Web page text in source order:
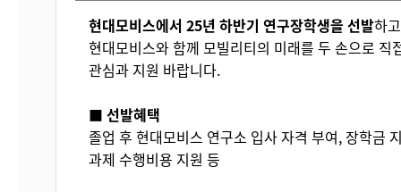
현대모비스에서 25년 하반기 연구장학생을 선발하
현대모비스와 함께 모빌리티의 미래를 두 손으로 직
관심과 지원 바랍니다.
■ 선발혜택
졸업 후 현대모비스 연구소 입사 자격 부여, 장학금
과제 수행비용 지원 등